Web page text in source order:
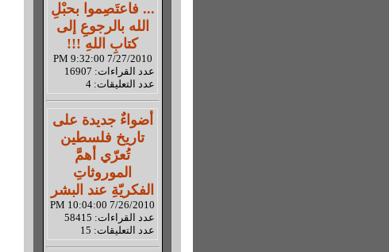
... فاعتَصِموا بحبْلِ
الله بالرجوعِ إلى
كتابِ اللهِ !!!
7/27/2010 9:32:00 PM
عدد القراءات: 16907
عدد التعليقات: 4
أضواءٌ جديدة على
تاريخ فلسطين
تُعرّي أهمَّ
الموروثاتِ
الفكريّةِ عند البشر
7/26/2010 10:04:00 PM
عدد القراءات: 58415
عدد التعليقات: 15